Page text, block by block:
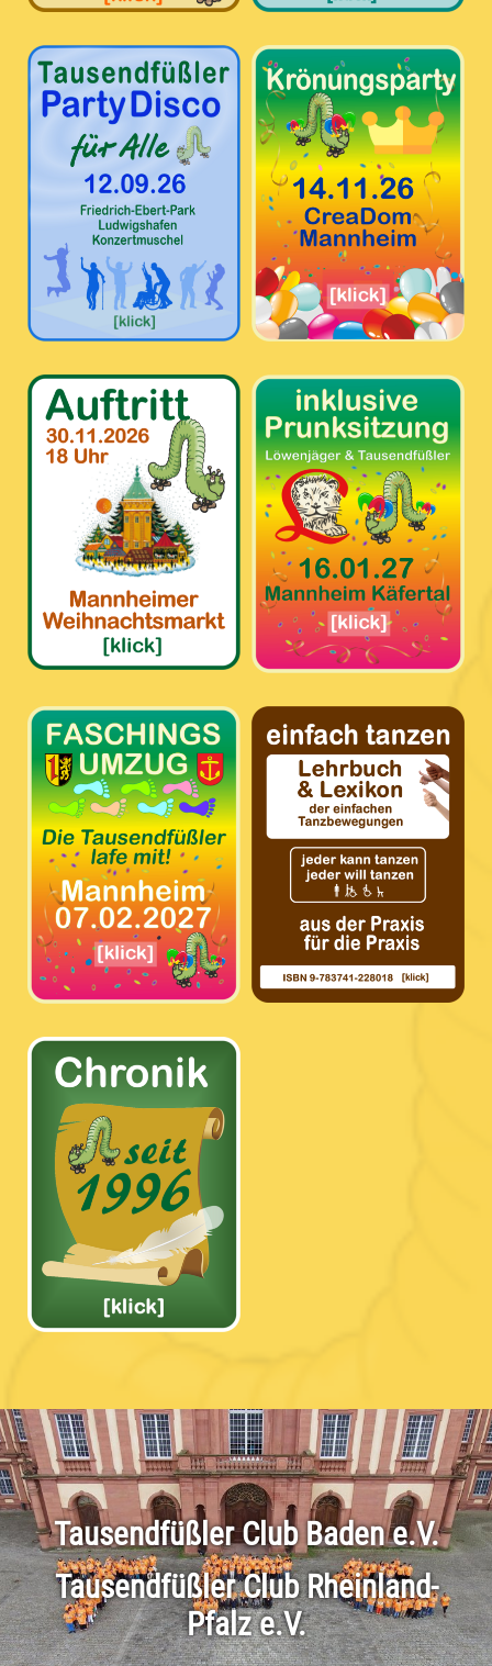
Tausendfüßler Club Baden e.V.
Tausendfüßler Club Rheinland-
Pfalz e.V.